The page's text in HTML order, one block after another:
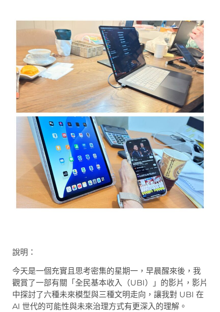
說明：
今天是一個充實且思考密集的星期一，早晨醒來後，我
觀賞了一部有關「全民基本收入（UBI）」的影片，影片
中探討了六種未來模型與三種文明走向，讓我對 UBI 在
AI 世代的可能性與未來治理方式有更深入的理解。